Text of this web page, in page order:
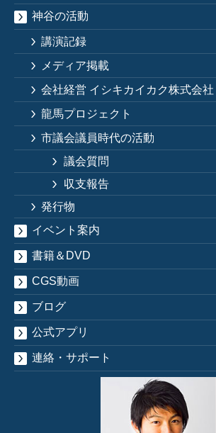
神谷の活動
講演記録
メディア掲載
会社経営 イシキカイカク株式会社
龍馬プロジェクト
市議会議員時代の活動
議会質問
収支報告
発行物
イベント案内
書籍＆DVD
CGS動画
ブログ
公式アプリ
連絡・サポート